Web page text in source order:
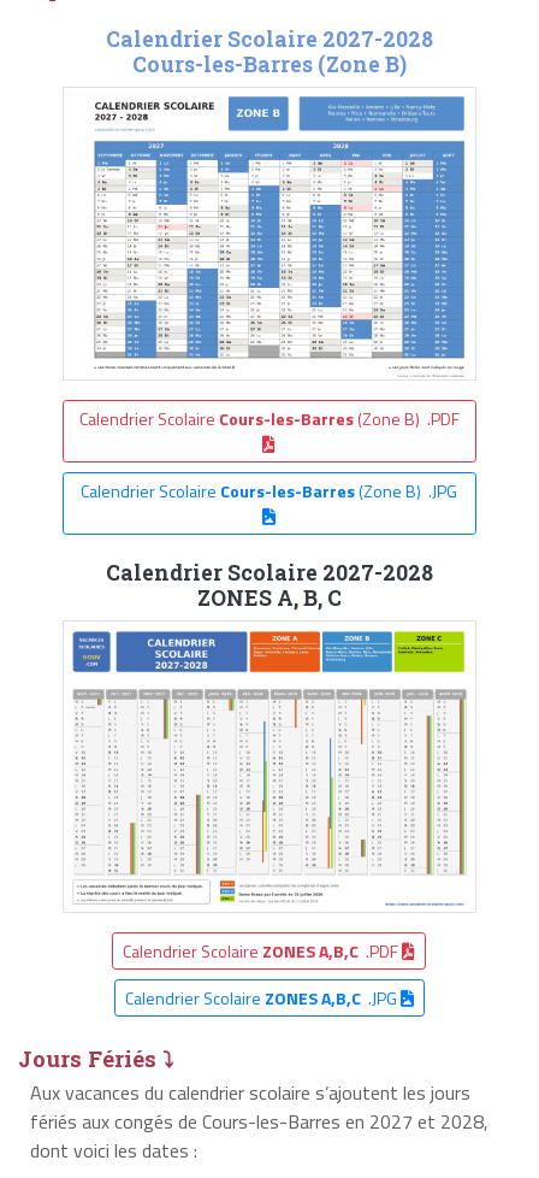
Calendrier Scolaire 2027-2028
Cours-les-Barres (Zone B)
Calendrier Scolaire Cours-les-Barres(Zone B) .PDF
Calendrier Scolaire Cours-les-Barres(Zone B) .JPG
Calendrier Scolaire 2027-2028
ZONES A, B, C
Calendrier Scolaire ZONES A,B,C .PDF
Calendrier Scolaire ZONES A,B,C.JPG
Jours Fériés ⤵
Aux vacances du calendrier scolaire s’ajoutent les jours
fériés aux congés de Cours-les-Barres en 2027 et 2028,
dont voici les dates :